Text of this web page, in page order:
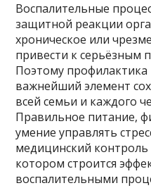
Воспалительные
защитной реакции
хроническое или
привести к серьёзным
Поэтому профилактика
важнейший элемент
всей семьи и каждого
Правильное питание,
умение управлять
медицинский контроль
котором строится
воспалительными